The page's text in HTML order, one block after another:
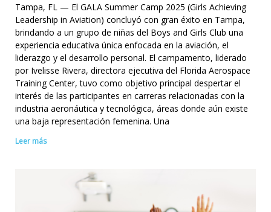
Tampa, FL — El GALA Summer Camp 2025 (Girls Achieving
Leadership in Aviation) concluyó con gran éxito en Tampa,
brindando a un grupo de niñas del Boys and Girls Club una
experiencia educativa única enfocada en la aviación, el
liderazgo y el desarrollo personal. El campamento, liderado
por Ivelisse Rivera, directora ejecutiva del Florida Aerospace
Training Center, tuvo como objetivo principal despertar el
interés de las participantes en carreras relacionadas con la
industria aeronáutica y tecnológica, áreas donde aún existe
una baja representación femenina. Una
Leer más